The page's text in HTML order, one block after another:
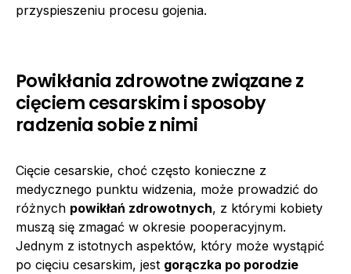
przyspieszeniu procesu gojenia.
Powikłania zdrowotne związane z
cięciem cesarskim i sposoby
radzenia sobie z nimi
Cięcie cesarskie, choć często konieczne z
medycznego punktu widzenia, może prowadzić do
różnych powikłań zdrowotnych, z którymi kobiety
muszą się zmagać w okresie pooperacyjnym.
Jednym z istotnych aspektów, który może wystąpić
po cięciu cesarskim, jest gorączka po porodzie